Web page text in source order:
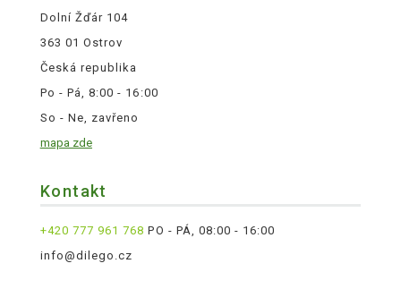
Dolní Žďár 104
363 01 Ostrov
Česká republika
Po - Pá, 8:00 - 16:00
So - Ne, zavřeno
mapa zde
Kontakt
+420 777 961 768 PO - PÁ, 08:00 - 16:00
info@dilego.cz